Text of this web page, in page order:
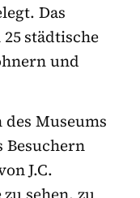
Das
städtische
und
Museums
Besuchern
J.C.